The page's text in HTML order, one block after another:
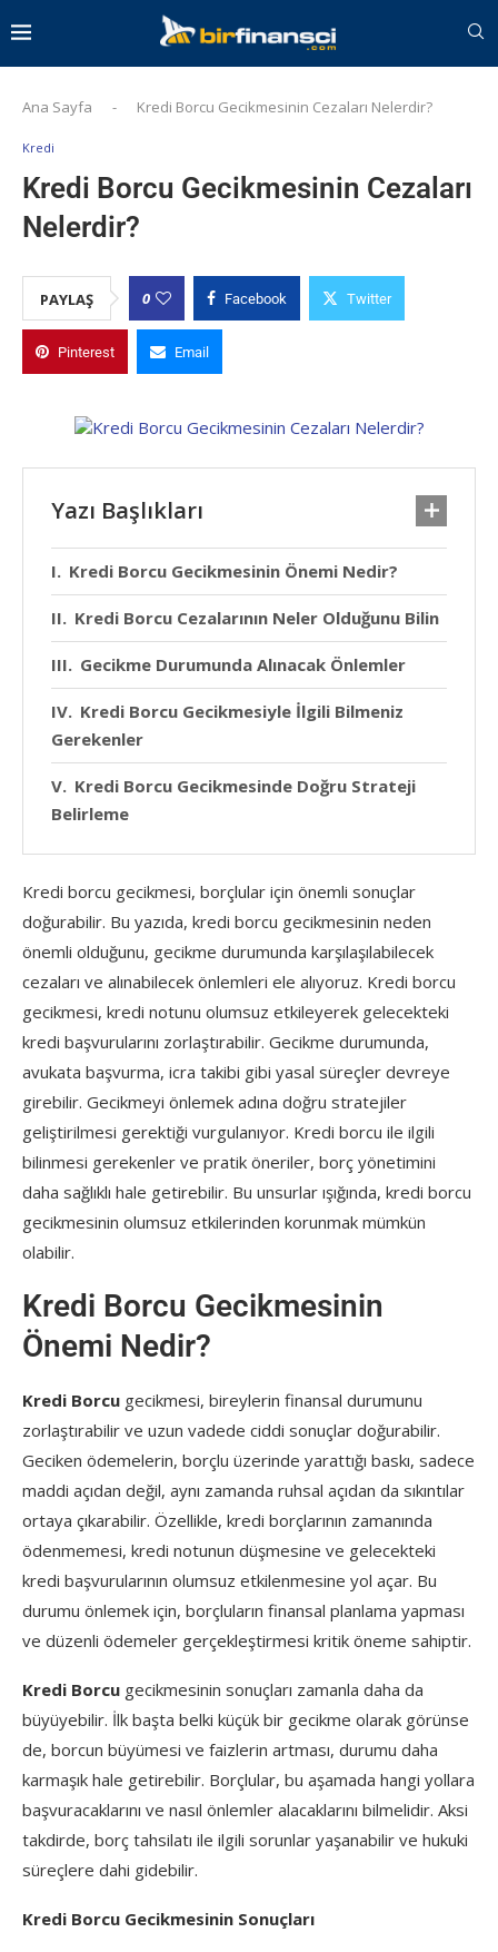
Ana Sayfa - Kredi Borcu Gecikmesinin Cezaları Nelerdir?
Kredi
Kredi Borcu Gecikmesinin Cezaları
Nelerdir?
PAYLAŞ 0 Facebook Twitter
Pinterest Email
Yazı Başlıkları
Kredi Borcu Gecikmesinin Önemi Nedir?
Kredi Borcu Cezalarının Neler Olduğunu Bilin
Gecikme Durumunda Alınacak Önlemler
Kredi Borcu Gecikmesiyle İlgili Bilmeniz
Gerekenler
Kredi Borcu Gecikmesinde Doğru Strateji
Belirleme
Kredi borcu gecikmesi, borçlular için önemli sonuçlar
doğurabilir. Bu yazıda, kredi borcu gecikmesinin neden
önemli olduğunu, gecikme durumunda karşılaşılabilecek
cezaları ve alınabilecek önlemleri ele alıyoruz. Kredi borcu
gecikmesi, kredi notunu olumsuz etkileyerek gelecekteki
kredi başvurularını zorlaştırabilir. Gecikme durumunda,
avukata başvurma, icra takibi gibi yasal süreçler devreye
girebilir. Gecikmeyi önlemek adına doğru stratejiler
geliştirilmesi gerektiği vurgulanıyor. Kredi borcu ile ilgili
bilinmesi gerekenler ve pratik öneriler, borç yönetimini
daha sağlıklı hale getirebilir. Bu unsurlar ışığında, kredi borcu
gecikmesinin olumsuz etkilerinden korunmak mümkün
olabilir.
Kredi Borcu Gecikmesinin
Önemi Nedir?
Kredi Borcu gecikmesi, bireylerin finansal durumunu
zorlaştırabilir ve uzun vadede ciddi sonuçlar doğurabilir.
Geciken ödemelerin, borçlu üzerinde yarattığı baskı, sadece
maddi açıdan değil, aynı zamanda ruhsal açıdan da sıkıntılar
ortaya çıkarabilir. Özellikle, kredi borçlarının zamanında
ödenmemesi, kredi notunun düşmesine ve gelecekteki
kredi başvurularının olumsuz etkilenmesine yol açar. Bu
durumu önlemek için, borçluların finansal planlama yapması
ve düzenli ödemeler gerçekleştirmesi kritik öneme sahiptir.
Kredi Borcu gecikmesinin sonuçları zamanla daha da
büyüyebilir. İlk başta belki küçük bir gecikme olarak görünse
de, borcun büyümesi ve faizlerin artması, durumu daha
karmaşık hale getirebilir. Borçlular, bu aşamada hangi yollara
başvuracaklarını ve nasıl önlemler alacaklarını bilmelidir. Aksi
takdirde, borç tahsilatı ile ilgili sorunlar yaşanabilir ve hukuki
süreçlere dahi gidebilir.
Kredi Borcu Gecikmesinin Sonuçları